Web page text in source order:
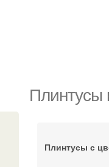
Плинтусы
Плинтусы с